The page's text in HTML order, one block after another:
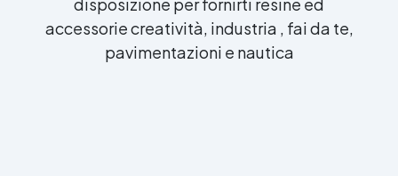
accessorie creatività, industria , fai da te,
pavimentazioni e nautica